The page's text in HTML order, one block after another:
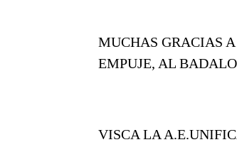
MUCHAS GRACIAS
EMPUJE, AL
VISCA LA